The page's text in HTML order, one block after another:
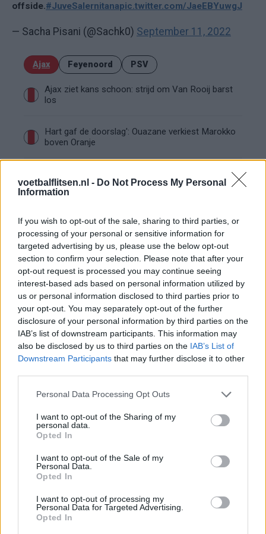
voetbalflitsen.nl - Do Not Process My Personal
Information
If you wish to opt-out of the sale, sharing to third parties, or
processing of your personal or sensitive information for
targeted advertising by us, please use the below opt-out
section to confirm your selection. Please note that after your
opt-out request is processed you may continue seeing
interest-based ads based on personal information utilized by
us or personal information disclosed to third parties prior to
your opt-out. You may separately opt-out of the further
disclosure of your personal information by third parties on the
IAB’s list of downstream participants. This information may
also be disclosed by us to third parties on the IAB’s List of
Downstream Participants that may further disclose it to other
Personal Data Processing Opt Outs
I want to opt-out of the Sharing of my
personal data.
Opted In
I want to opt-out of the Sale of my
Personal Data.
Opted In
I want to opt-out of processing my
Personal Data for Targeted Advertising.
Opted In
offside.#JuveSalernitanapic.twitter.com/JaeEBYuwgJ
— Sacha Pisani (@Sachk0) September 11, 2022
Ajax Feyenoord PSV
Ajax ziet kans schoon: strijd om Van Rooij barst
los
Hart gaf de doorslag': Ouazane verkiest Marokko
boven Oranje
contractdetails
Ajax dicht bij komst Arokodare: huurdeal met
koopoptie van 22 miljoen
Ajax helpt Burnley uit de brand met afgeknipte
sokken na blunder met tenues
Hakim Ziyech verhuurt opnieuw luxe
appartement op Amsterdamse Zuidas
Marcos Leonardo laat eerste indruk achter bij
Ajax: 'Hier gaan fans van genieten'
duels te zien
Ajax groeit onder Míchel, maar transfermarkt
blijft cruciaal
Ajax-talent Mohamed Abdalla schrijft Europese
geschiedenis
Shane Kluivert krijgt kans van Flick en begint in
de basis bij FC Barcelona